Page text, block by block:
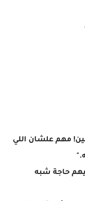
مهم علشان اللي
حاجة شبه